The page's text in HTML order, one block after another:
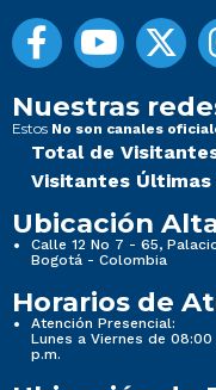
Nuestras
Estos No son canales
Total de
Visitantes Últimas
Ubicación
Calle 12 No 7 - 65,
Bogotá - Colombia
Horarios de
Atención Presencial:
Lunes a Viernes de
p.m.